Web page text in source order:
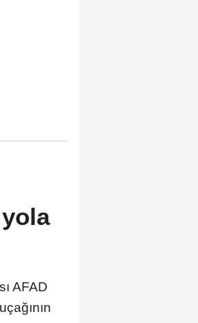
AFAD